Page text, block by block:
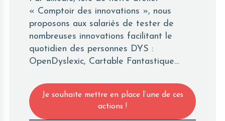
« Comptoir des innovations », nous
proposons aux salariés de tester de
nombreuses innovations facilitant le
quotidien des personnes DYS :
OpenDyslexic, Cartable Fantastique…
Je souhaite mettre en place l’une de ces
actions !